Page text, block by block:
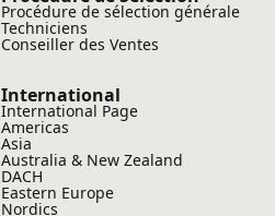
Procédure de sélection générale
Techniciens
Conseiller des Ventes
International
International Page
Americas
Asia
Australia & New Zealand
DACH
Eastern Europe
Nordics